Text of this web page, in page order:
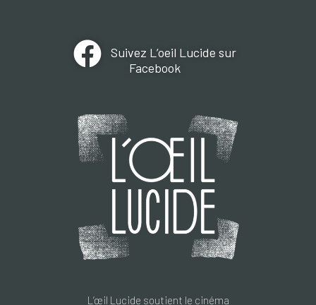
Suivez L’oeil Lucide sur
Facebook
L’œil Lucide soutient le cinéma